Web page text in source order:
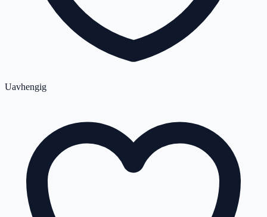
Uavhengig